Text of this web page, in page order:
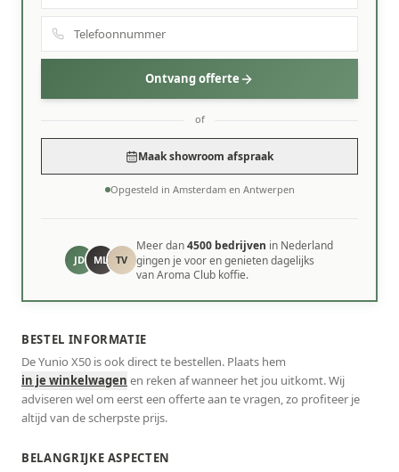
Ontvang offerte
of
Maak showroom afspraak
Opgesteld in Amsterdam en Antwerpen
JD ML TV
Meer dan4500 bedrijven in Nederland
gingen je voor en genieten dagelijks
van Aroma Club koffie.
BESTEL INFORMATIE
De Yunio X50 is ook direct te bestellen. Plaats hem
in je winkelwagen en reken af wanneer het jou uitkomt. Wij
adviseren wel om eerst een offerte aan te vragen, zo profiteer je
altijd van de scherpste prijs.
BELANGRIJKE ASPECTEN